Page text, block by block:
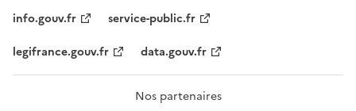
F
A
T
info.gouv.fr
service-public.fr
legifrance.gouv.fr
data.gouv.fr
Nos partenaires